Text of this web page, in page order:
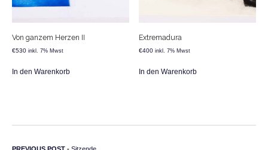
Von ganzem Herzen II
€530 inkl. 7% Mwst
In den Warenkorb
Extremadura
€400 inkl. 7% Mwst
In den Warenkorb
PREVIOUS POST - Previous post:
Sitzende